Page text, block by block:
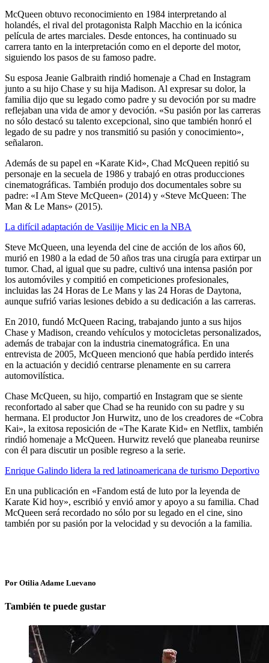
McQueen obtuvo reconocimiento en 1984 interpretando al
holandés, el rival del protagonista Ralph Macchio en la icónica
película de artes marciales. Desde entonces, ha continuado su
carrera tanto en la interpretación como en el deporte del motor,
siguiendo los pasos de su famoso padre.
Su esposa Jeanie Galbraith rindió homenaje a Chad en Instagram
junto a su hijo Chase y su hija Madison. Al expresar su dolor, la
familia dijo que su legado como padre y su devoción por su madre
reflejaban una vida de amor y devoción. «Su pasión por las carreras
no sólo destacó su talento excepcional, sino que también honró el
legado de su padre y nos transmitió su pasión y conocimiento»,
señalaron.
Además de su papel en «Karate Kid», Chad McQueen repitió su
personaje en la secuela de 1986 y trabajó en otras producciones
cinematográficas. También produjo dos documentales sobre su
padre: «I Am Steve McQueen» (2014) y «Steve McQueen: The
Man & Le Mans» (2015).
La difícil adaptación de Vasilije Micic en la NBA
Steve McQueen, una leyenda del cine de acción de los años 60,
murió en 1980 a la edad de 50 años tras una cirugía para extirpar un
tumor. Chad, al igual que su padre, cultivó una intensa pasión por
los automóviles y compitió en competiciones profesionales,
incluidas las 24 Horas de Le Mans y las 24 Horas de Daytona,
aunque sufrió varias lesiones debido a su dedicación a las carreras.
En 2010, fundó McQueen Racing, trabajando junto a sus hijos
Chase y Madison, creando vehículos y motocicletas personalizados,
además de trabajar con la industria cinematográfica. En una
entrevista de 2005, McQueen mencionó que había perdido interés
en la actuación y decidió centrarse plenamente en su carrera
automovilística.
Chase McQueen, su hijo, compartió en Instagram que se siente
reconfortado al saber que Chad se ha reunido con su padre y su
hermana. El productor Jon Hurwitz, uno de los creadores de «Cobra
Kai», la exitosa reposición de «The Karate Kid» en Netflix, también
rindió homenaje a McQueen. Hurwitz reveló que planeaba reunirse
con él para discutir un posible regreso a la serie.
Enrique Galindo lidera la red latinoamericana de turismo Deportivo
En una publicación en «Fandom está de luto por la leyenda de
Karate Kid hoy», escribió y envió amor y apoyo a su familia. Chad
McQueen será recordado no sólo por su legado en el cine, sino
también por su pasión por la velocidad y su devoción a la familia.
Por Otilia Adame Luevano
También te puede gustar